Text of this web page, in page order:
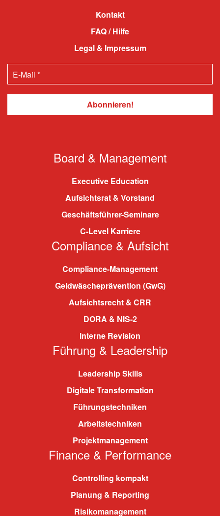
Kontakt
FAQ / Hilfe
Legal & Impressum
Board & Management
Executive Education
Aufsichtsrat & Vorstand
Geschäftsführer-Seminare
C-Level Karriere
Compliance & Aufsicht
Compliance-Management
Geldwäscheprävention (GwG)
Aufsichtsrecht & CRR
DORA & NIS-2
Interne Revision
Führung & Leadership
Leadership Skills
Digitale Transformation
Führungstechniken
Arbeitstechniken
Projektmanagement
Finance & Performance
Controlling kompakt
Planung & Reporting
Risikomanagement